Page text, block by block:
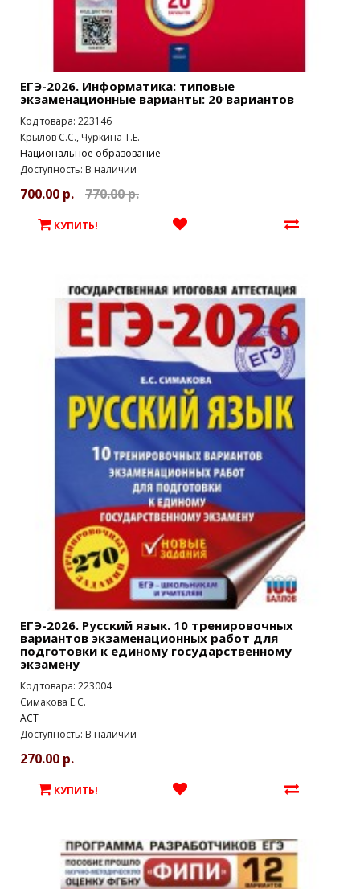
ЕГЭ-2026. Информатика: типовые
экзаменационные варианты: 20 вариантов
Код товара: 223146
Крылов С.С., Чуркина Т.Е.
Национальное образование
Доступность: В наличии
700.00 р. 770.00 р.
КУПИТЬ!
ЕГЭ-2026. Русский язык. 10 тренировочных
вариантов экзаменационных работ для
подготовки к единому государственному
экзамену
Код товара: 223004
Симакова Е.С.
АСТ
Доступность: В наличии
270.00 р.
КУПИТЬ!